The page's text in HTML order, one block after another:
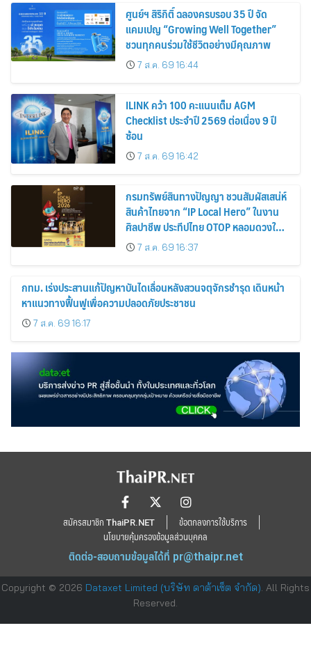
ศูนย์ฯ สิริกิติ์ ฉลองครบรอบ 35 ปี จัด
แคมเปญ “Growing Well Together”
ชวนทุกคนร่วมใช้ชีวิตอย่างมีคุณภาพ
7 ส.ค. 69 16:44
ILINK คว้า 100 คะแนนเต็ม AGM
Checklist ประจำปี 2569 ต่อเนื่อง 9 ปี
ซ้อน
7 ส.ค. 69 16:42
กรมทรัพย์สินทางปัญญา ชวนสัมผัสเสน่ห์
สินค้าไทยจาก “IP Local Hero” ในงาน
ศิลปาชีพ ประทีปไทย OTOP หลอมดวงใจ
ด้วยพระบารมี ปี 2569
7 ส.ค. 69 16:37
กทม. เร่งประสานแก้ปัญหาบันไดเลื่อนหลังสวนจตุจักรชำรุด เดินหน้า
หาแนวทางฟื้นฟูเพื่อความปลอดภัยประชาชน
7 ส.ค. 69 16:17
สมัครสมาชิก ThaiPR.NET
ข้อตกลงการใช้บริการ
นโยบายคุ้มครองข้อมูลส่วนบุคคล
ติดต่อ-สอบถามข้อมูลได้ที่ pr@thaipr.net
Copyright © 2026 Dataxet Limited (บริษัท ดาต้าเซ็ต จำกัด) . All Rights
Reserved.